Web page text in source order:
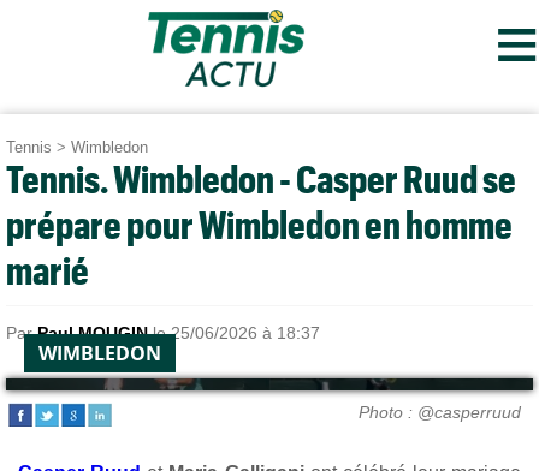
≡
Tennis > Wimbledon
Tennis. Wimbledon - Casper Ruud se
prépare pour Wimbledon en homme
marié
ParPaul MOUGINle 25/06/2026 à 18:37
WIMBLEDON
Photo : @casperruud